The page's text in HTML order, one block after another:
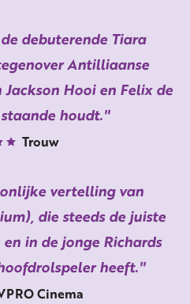
debuterende Tiara
Antilliaanse
Hooi en Felix de
houdt.
Trouw
vertelling van
die steeds de juiste
in de jonge Richards
heeft.
Cinema